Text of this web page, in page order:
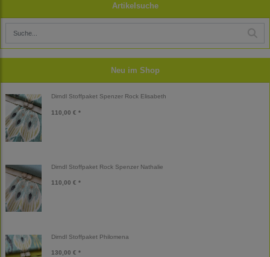
Artikelsuche
Neu im Shop
Dirndl Stoffpaket Spenzer Rock Elisabeth
110,00 € *
Dirndl Stoffpaket Rock Spenzer Nathalie
110,00 € *
Dirndl Stoffpaket Philomena
130,00 € *